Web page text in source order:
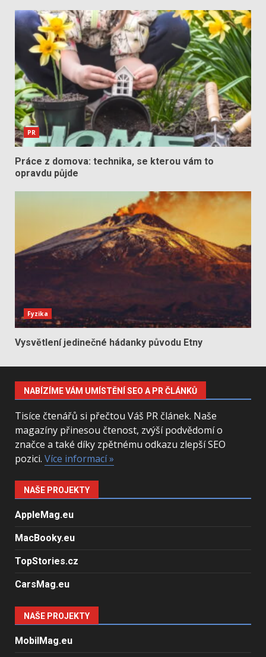
PR
Práce z domova: technika, se kterou vám to
opravdu půjde
Fyzika
Vysvětlení jedinečné hádanky původu Etny
NABÍZÍME VÁM UMÍSTĚNÍ SEO A PR ČLÁNKŮ
Tisíce čtenářů si přečtou Váš PR článek. Naše
magazíny přinesou čtenost, zvýší podvědomí o
značce a také díky zpětnému odkazu zlepší SEO
pozici. Více informací »
NAŠE PROJEKTY
AppleMag.eu
MacBooky.eu
TopStories.cz
CarsMag.eu
NAŠE PROJEKTY
MobilMag.eu